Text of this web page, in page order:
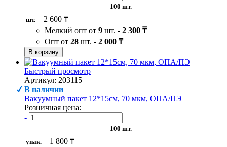
100 шт.
шт.
2 600 ₸
Мелкий опт от 9 шт. - 2 300 ₸
Опт от 28 шт. - 2 000 ₸
В корзину
Быстрый просмотр
Артикул: 203115
В наличии
Вакуумный пакет 12*15см, 70 мкм, ОПА/ПЭ
Розничная цена:
-
+
100 шт.
упак.
1 800 ₸